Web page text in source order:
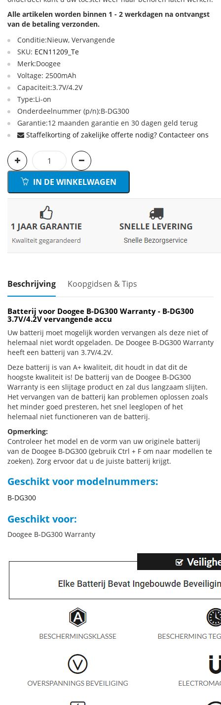
Alle artikelen worden binnen 1 - 2 werkdagen na ontvangst
van de betaling verzonden.
Conditie:Nieuw, Vervangende
SKU: ECN11209_Te
Merk:Doogee
Voltage: 2500mAh
Capaciteit:3.7V/4.2V
Type:Li-on
Onderdeelnummer (p/n):B-DG300
Garantie:12 maanden garantie en 30 dagen geld terug
Staffelkorting of zakelijke offerte nodig? Contacteer ons
IN DE WINKELWAGEN
Beschrijving Koopgidsen & Tips
Batterij voor Doogee B-DG300 Warranty - B-DG300
3.7V/4.2V vervangende accu
Uw batterij moet mogelijk worden vervangen als deze niet of
helemaal niet wordt opgeladen. De Doogee B-DG300 Warranty
heeft een batterij van 3.7V/4.2V.
Deze batterij is van A+ kwaliteit, dit houdt in dat dit de
hoogste kwaliteit is! De batterij van de Doogee B-DG300
Warranty is een slijtage product en zal dus langzaam slijten.
Het vervangen van de batterij kan problemen oplossen zoals
het minder goed presteren, het snel leeglopen of het
helemaal niet functioneren van de batterij.
Opmerking:
Controleer het model en de vorm van uw originele batterij
van de Doogee B-DG300 (gebruik Ctrl + F om naar modellen te
zoeken). Zorg ervoor dat u de juiste batterij krijgt.
Geschikt voor modelnummers:
B-DG300
Geschikt voor:
Doogee B-DG300 Warranty